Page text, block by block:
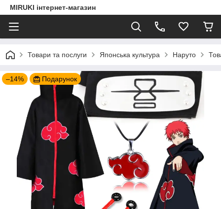
MIRUKI інтернет-магазин
Товари та послуги Японська культура Наруто
–14% Подарунок